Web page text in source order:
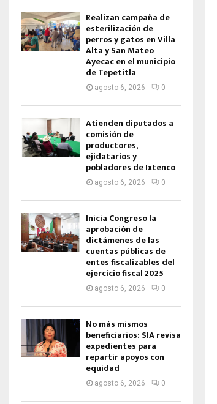
Realizan campaña de
esterilización de
perros y gatos en Villa
Alta y San Mateo
Ayecac en el municipio
de Tepetitla
agosto 6, 2026 0
Atienden diputados a
comisión de
productores,
ejidatarios y
pobladores de Ixtenco
agosto 6, 2026 0
Inicia Congreso la
aprobación de
dictámenes de las
cuentas públicas de
entes fiscalizables del
ejercicio fiscal 2025
agosto 6, 2026 0
No más mismos
beneficiarios: SIA revisa
expedientes para
repartir apoyos con
equidad
agosto 6, 2026 0